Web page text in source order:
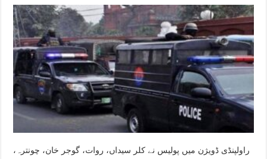
راولپنڈی ڈویژن میں پولیس نے کلر سیداں، روات، گوجر خان، چونترہ،